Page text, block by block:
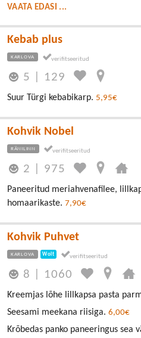
VAATA EDASI ...
Kebab plus
KARLOVA
5 129
Suur Türgi kebabikarp. 5,95€
Kohvik Nobel
RÄNILINN
2 975
Paneeritud meriahvenafilee,
homaarikaste. 7,90€
Kohvik Puhvet
KARLOVA Wolt
8 1060
Kreemjas lõhe lillkapsa pasta
Seesami meekana riisiga. 6,00€
Krõbedas panko paneeringus sea